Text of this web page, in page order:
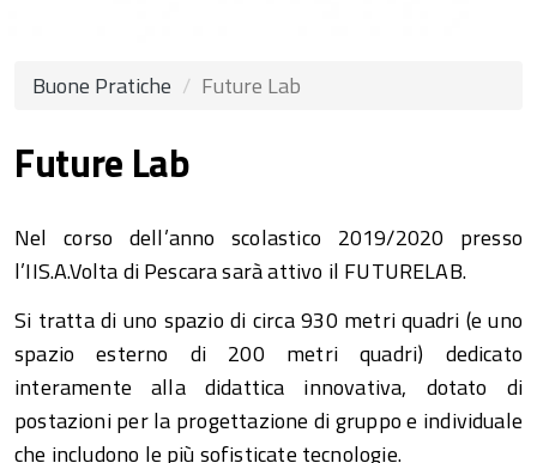
Buone Pratiche Future Lab
Future Lab
Nel corso dell’anno scolastico 2019/2020 presso
l’IIS.A.Volta di Pescara sarà attivo il FUTURELAB.
Si tratta di uno spazio di circa 930 metri quadri (e uno
spazio esterno di 200 metri quadri) dedicato
interamente alla didattica innovativa, dotato di
postazioni per la progettazione di gruppo e individuale
che includono le più sofisticate tecnologie.